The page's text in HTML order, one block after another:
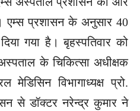
एम्स प्रशासन के अनुसार 40
गया है। बृहस्पतिवार को
के चिकित्सा अधीक्षक
मेडिसिन विभागाध्यक्ष प्रो.
से डॉक्टर नरेन्द्र कुमार ने